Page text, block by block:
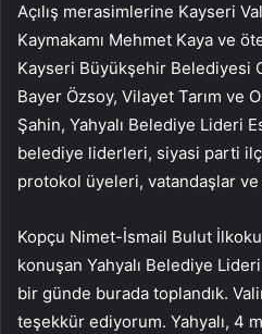
Açılış merasimlerine Kayseri
Kaymakamı Mehmet Kaya ve
Kayseri Büyükşehir Belediyesi
Bayer Özsoy, Vilayet Tarım ve
Şahin, Yahyalı Belediye Lideri
belediye liderleri, siyasi parti
protokol üyeleri, vatandaşlar ve
Kopçu Nimet-İsmail Bulut
konuşan Yahyalı Belediye
bir günde burada toplandık.
teşekkür ediyorum. Yahyalı, 4